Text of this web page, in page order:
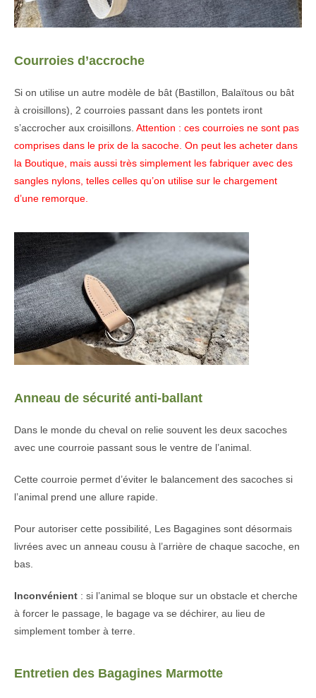
Courroies d’accroche
Si on utilise un autre modèle de bât (Bastillon, Balaïtous ou bât
à croisillons), 2 courroies passant dans les pontets iront
s’accrocher aux croisillons. Attention : ces courroies ne sont pas
comprises dans le prix de la sacoche. On peut les acheter dans
la Boutique, mais aussi très simplement les fabriquer avec des
sangles nylons, telles celles qu’on utilise sur le chargement
d’une remorque.
Anneau de sécurité anti-ballant
Dans le monde du cheval on relie souvent les deux sacoches
avec une courroie passant sous le ventre de l’animal.
Cette courroie permet d’éviter le balancement des sacoches si
l’animal prend une allure rapide.
Pour autoriser cette possibilité, Les Bagagines sont désormais
livrées avec un anneau cousu à l’arrière de chaque sacoche, en
bas.
Inconvénient : si l’animal se bloque sur un obstacle et cherche
à forcer le passage, le bagage va se déchirer, au lieu de
simplement tomber à terre.
Entretien des Bagagines Marmotte